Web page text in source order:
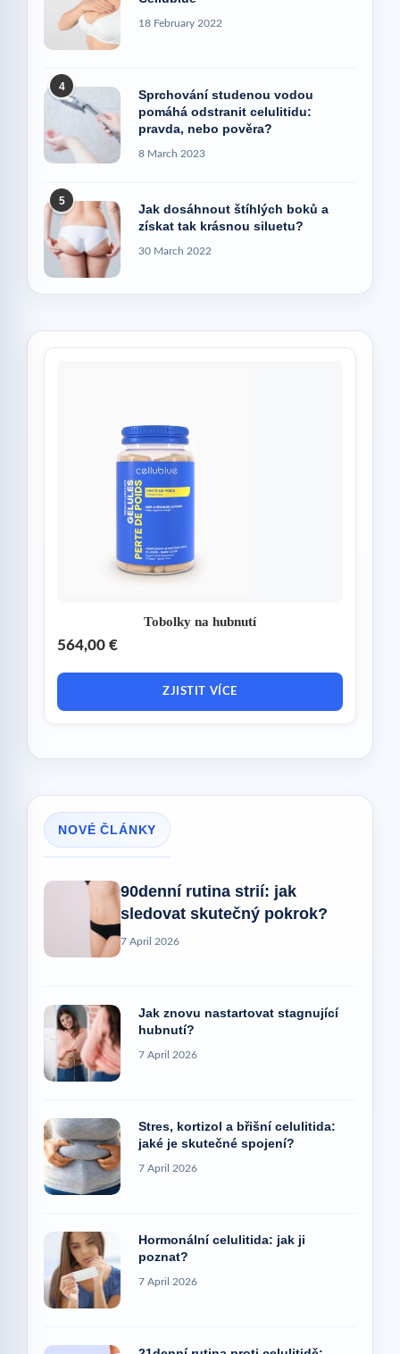
18 February 2022
4
Sprchování studenou vodou
pomáhá odstranit celulitidu:
pravda, nebo pověra?
8 March 2023
5
Jak dosáhnout štíhlých boků a
získat tak krásnou siluetu?
30 March 2022
Tobolky na hubnutí
564,00 €
ZJISTIT VÍCE
NOVÉ ČLÁNKY
90denní rutina strií: jak
sledovat skutečný pokrok?
7 April 2026
Jak znovu nastartovat stagnující
hubnutí?
7 April 2026
Stres, kortizol a břišní celulitida:
jaké je skutečné spojení?
7 April 2026
Hormonální celulitida: jak ji
poznat?
7 April 2026